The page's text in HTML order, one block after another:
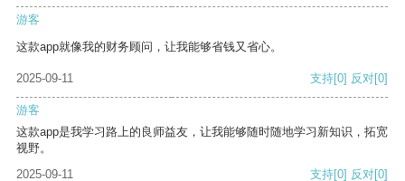
游客
这款app就像我的财务顾问，让我能够省钱又省心。
2025-09-11 支持[0] 反对[0]
游客
这款app是我学习路上的良师益友，让我能够随时随地学习新知识，拓宽
视野。
2025-09-11
支持[0] 反对[0]